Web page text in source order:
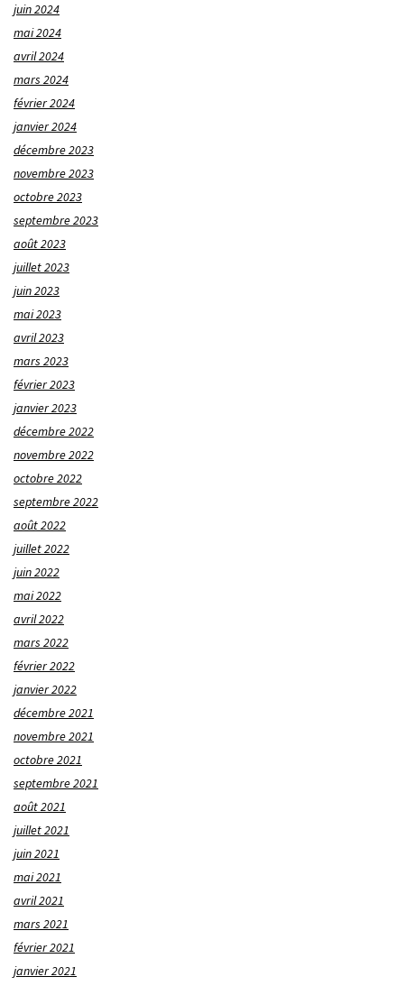
juin 2024
mai 2024
avril 2024
mars 2024
février 2024
janvier 2024
décembre 2023
novembre 2023
octobre 2023
septembre 2023
août 2023
juillet 2023
juin 2023
mai 2023
avril 2023
mars 2023
février 2023
janvier 2023
décembre 2022
novembre 2022
octobre 2022
septembre 2022
août 2022
juillet 2022
juin 2022
mai 2022
avril 2022
mars 2022
février 2022
janvier 2022
décembre 2021
novembre 2021
octobre 2021
septembre 2021
août 2021
juillet 2021
juin 2021
mai 2021
avril 2021
mars 2021
février 2021
janvier 2021